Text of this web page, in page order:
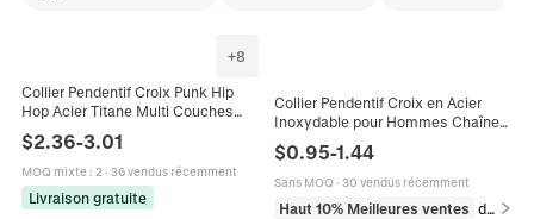
+8
Collier Pendentif Croix Punk Hip
Hop Acier Titane Multi Couches
Hommes Unisexe Bijoux Gothiques
$2.36-3.01
MOQ mixte: 2· 36 vendus récemment
Livraison gratuite
Collier Pendentif Croix en Acier
Inoxydable pour Hommes Chaîne
Punk Noir Or Couleur Acier Bijoux
pour Fête Quotidienne
$0.95-1.44
Sans MOQ · 30 vendus récemment
Haut 10% Meilleures ventes
dans Colliers